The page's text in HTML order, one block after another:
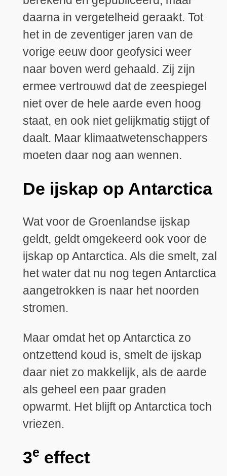
daarna in vergetelheid geraakt. Tot
het in de zeventiger jaren van de
vorige eeuw door geofysici weer
naar boven werd gehaald. Zij zijn
ermee vertrouwd dat de zeespiegel
niet over de hele aarde even hoog
staat, en ook niet gelijkmatig stijgt of
daalt. Maar klimaatwetenschappers
moeten daar nog aan wennen.
De ijskap op Antarctica
Wat voor de Groenlandse ijskap
geldt, geldt omgekeerd ook voor de
ijskap op Antarctica. Als die smelt, zal
het water dat nu nog tegen Antarctica
aangetrokken is naar het noorden
stromen.
Maar omdat het op Antarctica zo
ontzettend koud is, smelt de ijskap
daar niet zo makkelijk, als de aarde
als geheel een paar graden
opwarmt. Het blijft op Antarctica toch
vriezen.
3e effect